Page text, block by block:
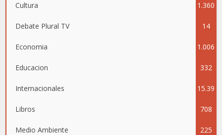
Cultura 1.360
Debate Plural TV 14
Economia 1.006
Educacion 332
Internacionales 15.39
5
Libros 708
Medio Ambiente 225